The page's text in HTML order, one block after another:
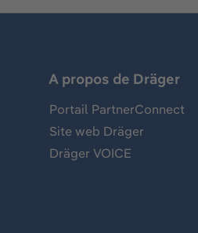
A propos de Dräger
Portail PartnerConnect
Site web Dräger
Dräger VOICE